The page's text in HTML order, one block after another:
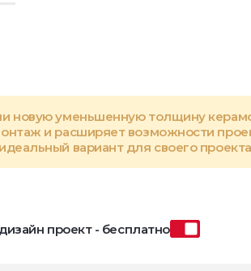
новую уменьшенную толщину
и расширяет возможности
вариант для своего
проект - бесплатно